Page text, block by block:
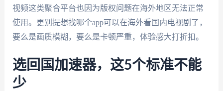
视频这类聚合平台也因为版权问题在海外地区无法正常
使用。更别提想找哪个app可以在海外看国内电视剧了，
要么是画质模糊，要么是卡顿严重，体验感大打折扣。
选回国加速器，这5个标准不能
少